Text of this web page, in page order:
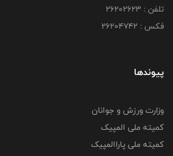
تلفن : ۲۶۲۰۲۶۲۳
فکس : ۲۶۲۰۴۷۴۲
پیوندها
وزارت ورزش و جوانان
کمیته ملی المپیک
کمیته ملی پاراالمپیک